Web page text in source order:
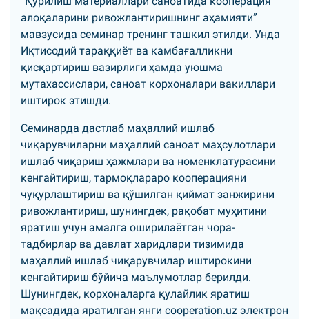
алоқаларини ривожлантиришнинг аҳамияти”
мавзусида семинар тренинг ташкил этилди. Унда
Иқтисодий тараққиёт ва камбағалликни
қисқартириш вазирлиги ҳамда уюшма
мутахассислари, саноат корхоналари вакиллари
иштирок этишди.
Семинарда дастлаб маҳаллий ишлаб
чиқарувчиларни маҳаллий саноат маҳсулотлари
ишлаб чиқариш ҳажмлари ва номенклатурасини
кенгайтириш, тармоқлараро кооперацияни
чуқурлаштириш ва қўшилган қиймат занжирини
ривожлантириш, шунингдек, рақобат муҳитини
яратиш учун амалга оширилаётган чора-
тадбирлар ва давлат харидлари тизимида
маҳаллий ишлаб чиқарувчилар иштирокини
кенгайтириш бўйича маълумотлар берилди.
Шунингдек, корхоналарга қулайлик яратиш
мақсадида яратилган янги cooperation.uz электрон